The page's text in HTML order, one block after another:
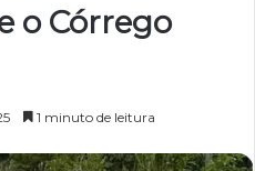
o Córrego
1 minuto de leitura